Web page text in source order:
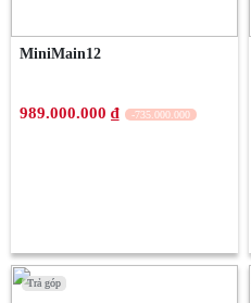
MiniMain12
989.000.000 ₫ -735.000.000
Trả góp
Trả góp